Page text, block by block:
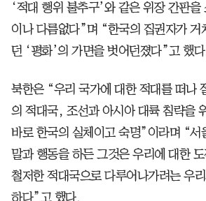
‘적대 행위 불추구’와 같은 위장 간판을
이나 다름없다”며 “한국의 집권자가 거
던 ‘평화’의 가면을 벗어던졌다”고 했
북한은 “우리 국가에 대한 적대를 떠나
의 적대국, 조선과 아시아 대륙 침략을
바로 한국의 실체이고 숙명”이라며 “서
말과 행동을 하든 그것은 우리에 대한
철저한 적대국으로 다루어나가려는 우
하다”고 했다.